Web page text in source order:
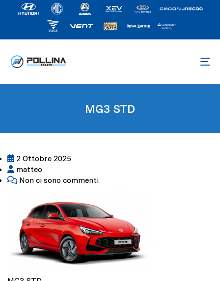
MG3 STD
2 Ottobre 2025
matteo
Non ci sono commenti